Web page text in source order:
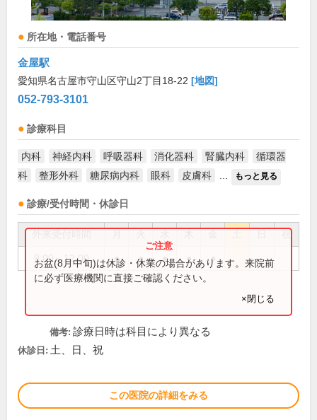
所在地・電話番号
金屋駅
愛知県名古屋市守山区守山2丁目18-22 [地図]
052-793-3101
診療科目
内科 神経内科 呼吸器科 消化器科 腎臓内科
循環器
科
整形外科 糖尿病内科 眼科 皮膚科 もっと見る
診療/受付時間・休診日
祝
9:00～12:00 ● ● ● ● ●
お盆(8月中旬)は休診・休業の場合があります。来院前
に必ず医療機関に直接ご確認ください。
×閉じる
備考: 診療日時は科目により異なる
休診日: 土、日、祝
この医院の詳細をみる